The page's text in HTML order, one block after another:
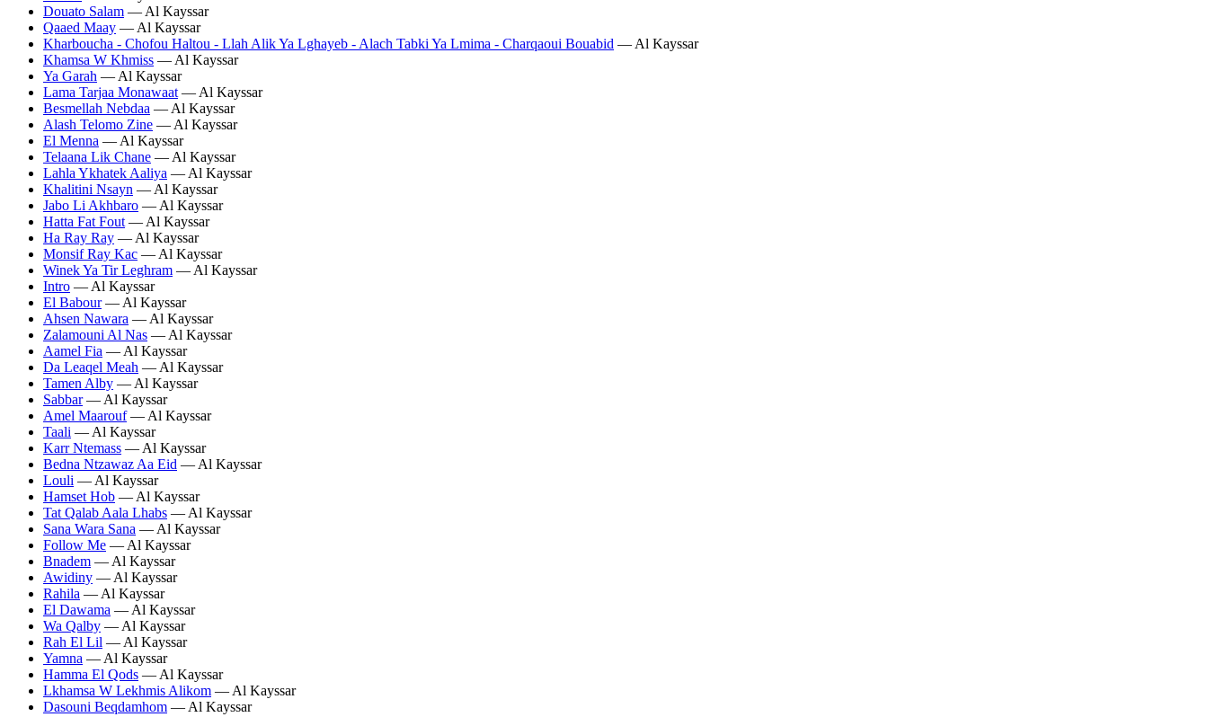
Douato Salam — Al Kayssar
Qaaed Maay — Al Kayssar
Kharboucha - Chofou Haltou - Llah Alik Ya Lghayeb - Alach Tabki Ya Lmima - Charqaoui Bouabid — Al Kayssar
Khamsa W Khmiss — Al Kayssar
Ya Garah — Al Kayssar
Lama Tarjaa Monawaat — Al Kayssar
Besmellah Nebdaa — Al Kayssar
Alash Telomo Zine — Al Kayssar
El Menna — Al Kayssar
Telaana Lik Chane — Al Kayssar
Lahla Ykhatek Aaliya — Al Kayssar
Khalitini Nsayn — Al Kayssar
Jabo Li Akhbaro — Al Kayssar
Hatta Fat Fout — Al Kayssar
Ha Ray Ray — Al Kayssar
Monsif Ray Kac — Al Kayssar
Winek Ya Tir Leghram — Al Kayssar
Intro — Al Kayssar
El Babour— Al Kayssar
Ahsen Nawara — Al Kayssar
Zalamouni Al Nas — Al Kayssar
Aamel Fia — Al Kayssar
Da Leaqel Meah — Al Kayssar
Tamen Alby — Al Kayssar
Sabbar— Al Kayssar
Amel Maarouf— Al Kayssar
Taali — Al Kayssar
Karr Ntemass — Al Kayssar
Bedna Ntzawaz Aa Eid — Al Kayssar
Louli — Al Kayssar
Hamset Hob — Al Kayssar
Tat Qalab Aala Lhabs — Al Kayssar
Sana Wara Sana — Al Kayssar
Follow Me — Al Kayssar
Bnadem — Al Kayssar
Awidiny — Al Kayssar
Rahila — Al Kayssar
El Dawama — Al Kayssar
Wa Qalby — Al Kayssar
Rah El Lil — Al Kayssar
Yamna — Al Kayssar
Hamma El Qods — Al Kayssar
Lkhamsa W Lekhmis Alikom — Al Kayssar
Dasouni Beqdamhom — Al Kayssar